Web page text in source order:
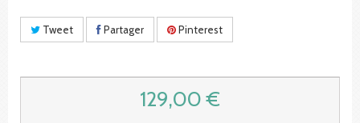
Tweet Partager Pinterest
129,00 €